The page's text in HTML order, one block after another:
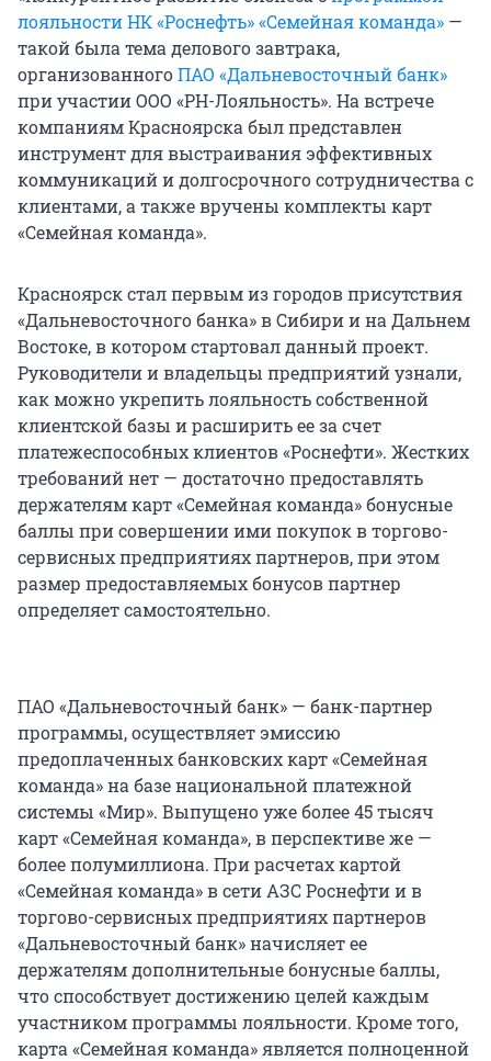
лояльности НК «Роснефть» «Семейная команда» —
такой была тема делового завтрака,
организованногоПАО «Дальневосточный банк»
при участии ООО «РН-Лояльность». На встрече
компаниям Красноярска был представлен
инструмент для выстраивания эффективных
коммуникаций и долгосрочного сотрудничества с
клиентами, а также вручены комплекты карт
«Семейная команда».
Красноярск стал первым из городов присутствия
«Дальневосточного банка» в Сибири и на Дальнем
Востоке, в котором стартовал данный проект.
Руководители и владельцы предприятий узнали,
как можно укрепить лояльность собственной
клиентской базы и расширить ее за счет
платежеспособных клиентов «Роснефти». Жестких
требований нет — достаточно предоставлять
держателям карт «Семейная команда» бонусные
баллы при совершении ими покупок в торгово-
сервисных предприятиях партнеров, при этом
размер предоставляемых бонусов партнер
определяет самостоятельно.
ПАО «Дальневосточный банк» — банк-партнер
программы, осуществляет эмиссию
предоплаченных банковских карт «Семейная
команда» на базе национальной платежной
системы «Мир». Выпущено уже более 45 тысяч
карт «Семейная команда», в перспективе же —
более полумиллиона. При расчетах картой
«Семейная команда» в сети АЗС Роснефти и в
торгово-сервисных предприятиях партнеров
«Дальневосточный банк» начисляет ее
держателям дополнительные бонусные баллы,
что способствует достижению целей каждым
участником программы лояльности. Кроме того,
карта «Семейная команда» является полноценной